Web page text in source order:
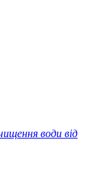
води від